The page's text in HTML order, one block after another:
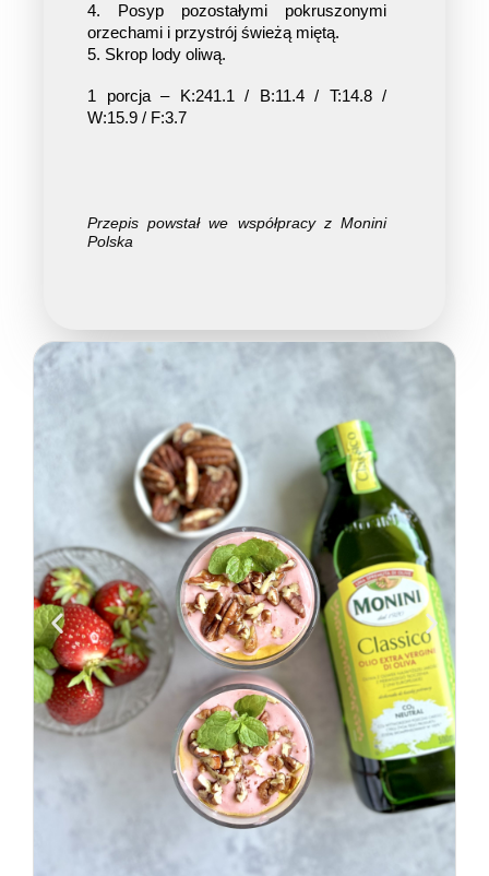
4. Posyp pozostałymi pokruszonymi
orzechami i przystrój świeżą miętą.
5. Skrop lody oliwą.
1 porcja – K:241.1 / B:11.4 / T:14.8 /
W:15.9 / F:3.7
Przepis powstał we współpracy z Monini
Polska